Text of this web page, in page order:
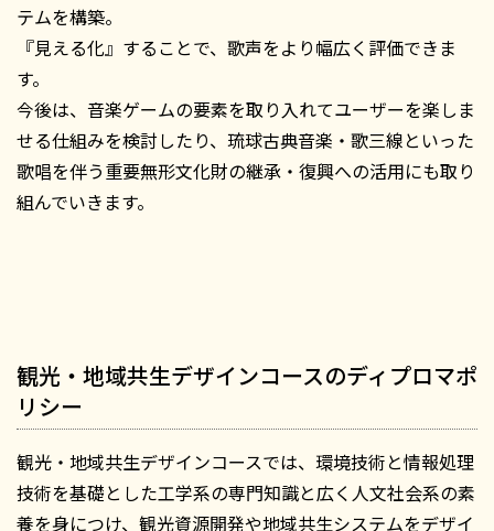
テムを構築。
『見える化』することで、歌声をより幅広く評価できま
す。
今後は、音楽ゲームの要素を取り入れてユーザーを楽しま
せる仕組みを検討したり、琉球古典音楽・歌三線といった
歌唱を伴う重要無形文化財の継承・復興への活用にも取り
組んでいきます。
観光・地域共生デザインコースのディプロマポ
リシー
観光・地域共生デザインコースでは、環境技術と情報処理
技術を基礎とした工学系の専門知識と広く人文社会系の素
養を身につけ、観光資源開発や地域共生システムをデザイ